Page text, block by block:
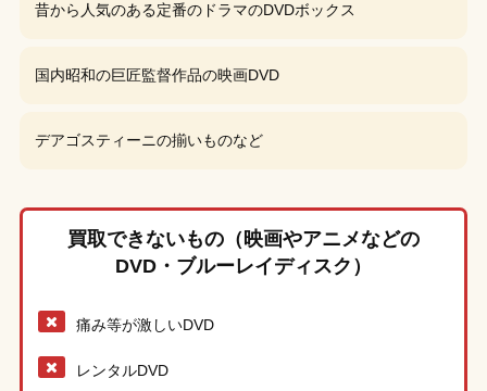
昔から人気のある定番のドラマのDVDボックス
国内昭和の巨匠監督作品の映画DVD
デアゴスティーニの揃いものなど
買取できないもの（映画やアニメなどの
DVD・ブルーレイディスク）
痛み等が激しいDVD
レンタルDVD